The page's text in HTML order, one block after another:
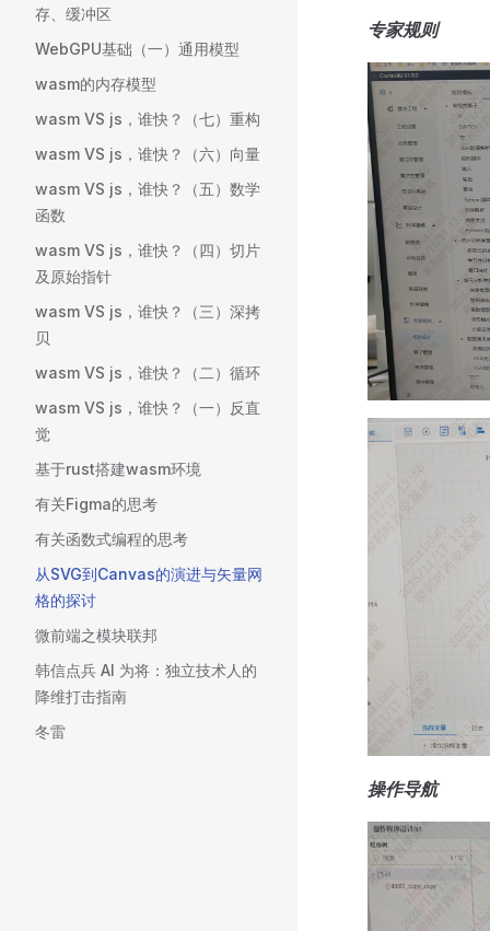
存、缓冲区
WebGPU基础（一）通用模型
wasm的内存模型
wasm VS js，谁快？（七）重构
wasm VS js，谁快？（六）向量
wasm VS js，谁快？（五）数学
函数
wasm VS js，谁快？（四）切片
及原始指针
wasm VS js，谁快？（三）深拷
贝
wasm VS js，谁快？（二）循环
wasm VS js，谁快？（一）反直
觉
基于rust搭建wasm环境
有关Figma的思考
有关函数式编程的思考
从SVG到Canvas的演进与矢量网
格的探讨
微前端之模块联邦
韩信点兵 AI 为将：独立技术人的
降维打击指南
冬雷
专家规则
操作导航